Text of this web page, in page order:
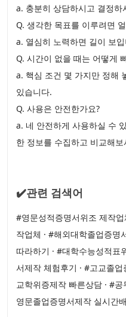
a. 충분히 상담하시고 결정하
Q. 생각한 목표를 이루려면
a. 열심히 노력하면 길이 보
Q. 시간이 없을 때는 어떻게
a. 핵심 조건 몇 가지만 정해
있습니다.
Q. 사용은 안전한가요?
a. 네 안전하게 사용하실 수
한 정보를 수집하고 비교해
✔️관련 검색어
#영문성적증명서위조 제작
작업체 · #해외대학졸업증명
따라하기 · #대학수능성적표
서제작 체험후기 · #고교졸
교학위증제작 빠른상담 · #
영문졸업증명서제작 실시간